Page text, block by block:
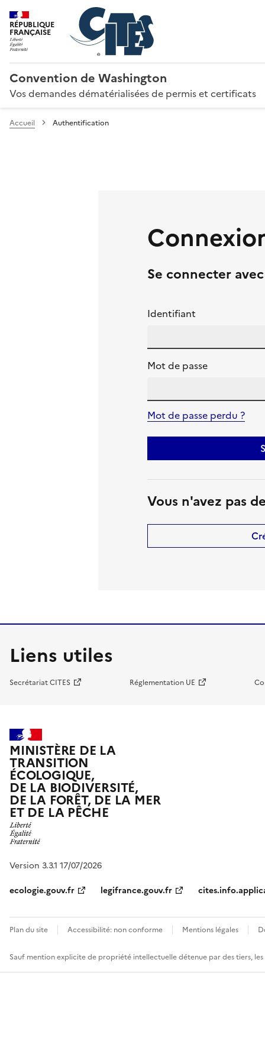
RÉPUBLIQUE
FRANÇAISE
Convention de Washington
Vos demandes dématérialisées de permis et certificats
Accueil Authentification
Se connecter
Identifiant
Mot de passe
Mot de passe perdu ?
Vous n'avez pas
Liens utiles
Secrétariat CITES Réglementation UE
MINISTÈRE DE LA
TRANSITION
ÉCOLOGIQUE,
DE LA BIODIVERSITÉ,
DE LA FORÊT, DE LA MER
ET DE LA PÊCHE
Version 3.3.1 17/07/2026
ecologie.gouv.fr
legifrance.gouv.fr
Plan du site Accessibilité: non conforme Mentions légales
Sauf mention explicite de propriété intellectuelle détenue par des tiers,